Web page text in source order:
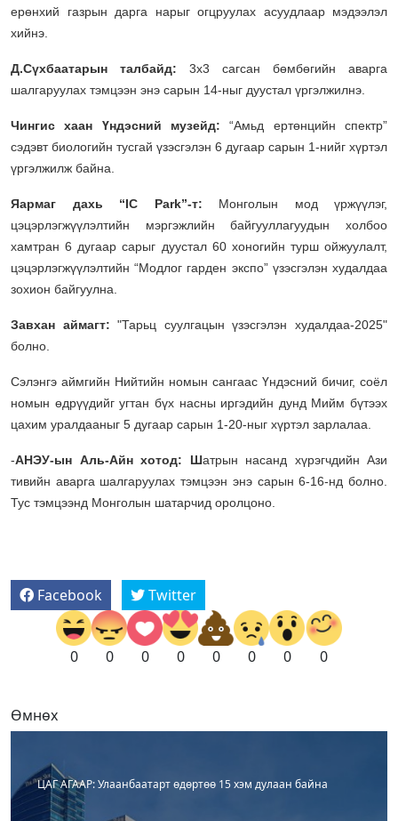
ерөнхий газрын дарга нарыг огцруулах асуудлаар мэдээлэл
хийнэ.
Д.Сүхбаатарын талбайд: 3x3 сагсан бөмбөгийн аварга
шалгаруулах тэмцээн энэ сарын 14-ныг дуустал үргэлжилнэ.
Чингис хаан Үндэсний музейд: “Амьд ертөнцийн спектр”
сэдэвт биологийн тусгай үзэсгэлэн 6 дугаар сарын 1-нийг хүртэл
үргэлжилж байна.
Яармаг дахь “IC Park”-т: Монголын мод үржүүлэг,
цэцэрлэгжүүлэлтийн мэргэжлийн байгууллагуудын холбоо
хамтран 6 дугаар сарыг дуустал 60 хоногийн турш ойжуулалт,
цэцэрлэгжүүлэлтийн “Модлог гарден экспо” үзэсгэлэн худалдаа
зохион байгуулна.
Завхан аймагт: "Тарьц суулгацын үзэсгэлэн худалдаа-2025"
болно.
Сэлэнгэ аймгийн Нийтийн номын сангаас Үндэсний бичиг, соёл
номын өдрүүдийг угтан бүх насны иргэдийн дунд Мийм бүтээх
цахим уралдааныг 5 дугаар сарын 1-20-ныг хүртэл зарлалаа.
-АНЭУ-ын Аль-Айн хотод: Шатрын насанд хүрэгчдийн Ази
тивийн аварга шалгаруулах тэмцээн энэ сарын 6-16-нд болно.
Тус тэмцээнд Монголын шатарчид оролцоно.
Facebook Twitter
0 0 0 0 0 0 0 0
Өмнөх
ЦАГ АГААР: Улаанбаатарт өдөртөө 15 хэм дулаан байна